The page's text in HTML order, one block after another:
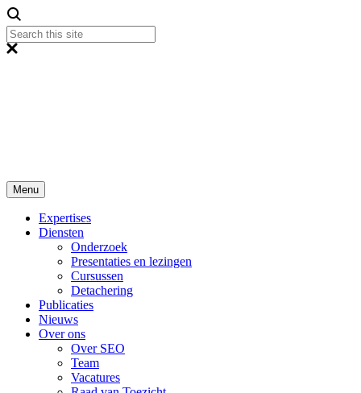
Menu
Expertises
Diensten
Onderzoek
Presentaties en lezingen
Cursussen
Detachering
Publicaties
Nieuws
Over ons
Over SEO
Team
Vacatures